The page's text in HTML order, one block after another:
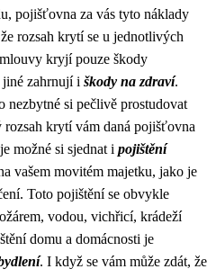
pojišťovna za vás tyto náklady
rozsah krytí se u jednotlivých
kryjí pouze škody
zahrnují i škody na zdraví.
nezbytné si pečlivě prostudovat
krytí vám daná pojišťovna
možné si sjednat i pojištění
vašem movitém majetku, jako je
Toto pojištění se obvykle
vodou, vichřicí, krádeží
domu a domácnosti je
. I když se vám může zdát, že